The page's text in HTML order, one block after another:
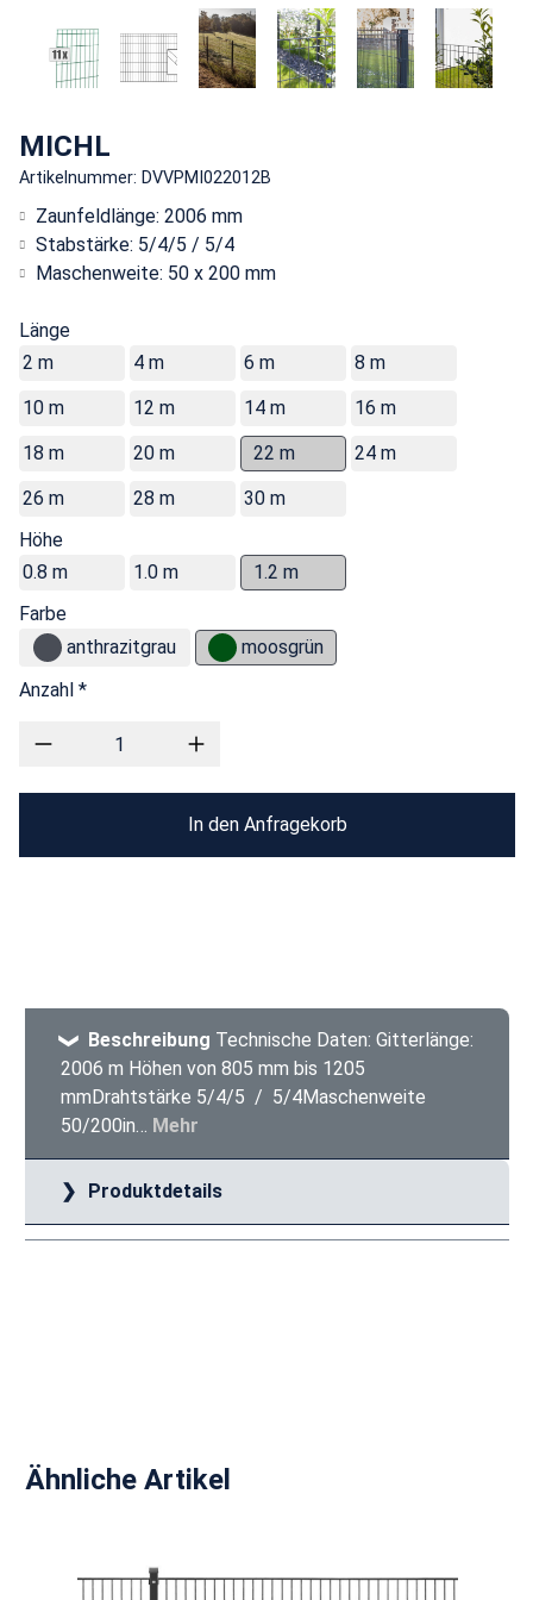
MICHL
Artikelnummer: DVVPMI022012B
Zaunfeldlänge: 2006 mm
Stabstärke: 5/4/5 / 5/4
Maschenweite: 50 x 200 mm
Länge
2 m
4 m 6 m
8 m
10 m
12 m 14 m
16 m
18 m
20 m 22 m
24 m
26 m
28 m
30 m
Höhe
0.8 m
1.0 m
1.2 m
Farbe
anthrazitgrau
moosgrün
Anzahl *
In den Anfragekorb
Beschreibung Technische Daten: Gitterlänge:
2006 m Höhen von 805 mm bis 1205
mmDrahtstärke 5/4/5 / 5/4Maschenweite
50/200in… Mehr
Produktdetails
Produktgalerie überspringen
Ähnliche Artikel